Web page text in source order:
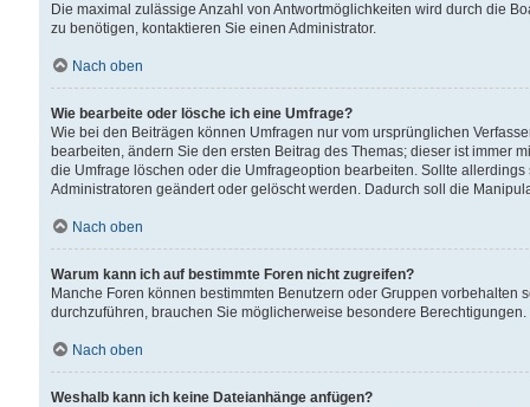
Die maximal zulässige Anzahl von Antwortmöglichkeiten wird durch die
zu benötigen, kontaktieren Sie einen Administrator.
Nach oben
Wie bearbeite oder lösche ich eine Umfrage?
Wie bei den Beiträgen können Umfragen nur vom ursprünglichen
bearbeiten, ändern Sie den ersten Beitrag des Themas; dieser ist immer
die Umfrage löschen oder die Umfrageoption bearbeiten. Sollte
Administratoren geändert oder gelöscht werden. Dadurch soll die
Nach oben
Warum kann ich auf bestimmte Foren nicht zugreifen?
Manche Foren können bestimmten Benutzern oder Gruppen
durchzuführen, brauchen Sie möglicherweise besondere
Nach oben
Weshalb kann ich keine Dateianhänge anfügen?